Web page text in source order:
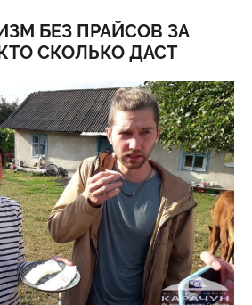
БЕЗ ПРАЙСОВ ЗА
СКОЛЬКО ДАСТ